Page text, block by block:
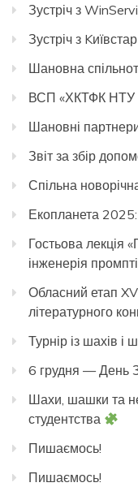
Зустріч з
Зустріч з
Шановна
ВСП «ХКТФК НТУ
Шановні
Звіт за збір
Спільна
Екопланета 2025:
Гостьова лекція
інженерія
Обласний етап
літературного
Турнір із шахів
6 грудня — День
Шахи, шашки та
студентства
Пишаємось!
Пишаємось!